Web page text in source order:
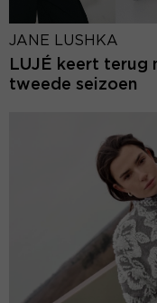
JANE LUSHKA
LUJÉ keert terug
tweede seizoen